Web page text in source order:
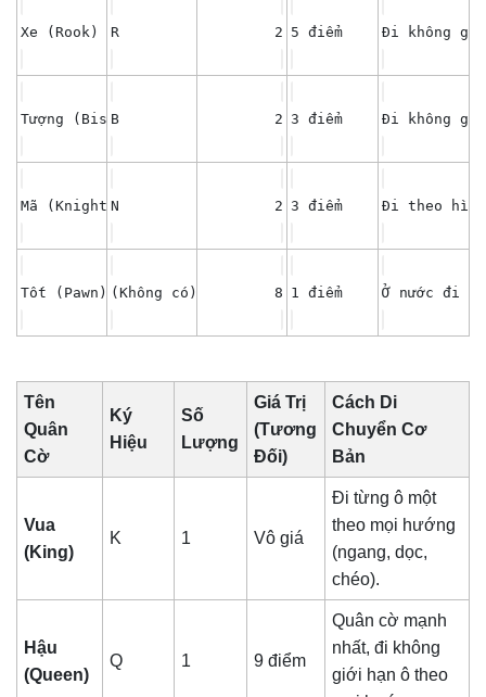
Xe (Rook) R 2 5 điểm Đi không
Tượng (Bishop)
B 2 3 điểm Đi không
Mã (Knight)N 2 3 điểm Đi theo
Tốt (Pawn) (Không có) 8 1 điểm Ở nước đi
Tên
Quân
Cờ
Ký
Hiệu
Số
Lượng
Giá Trị
(Tương
Đối)
Cách Di
Chuyển Cơ
Bản
Vua
(King)
K 1 Vô giá
Đi từng ô một
theo mọi hướng
(ngang, dọc,
chéo).
Hậu
(Queen)
Q 1 9 điểm
Quân cờ mạnh
nhất, đi không
giới hạn ô theo